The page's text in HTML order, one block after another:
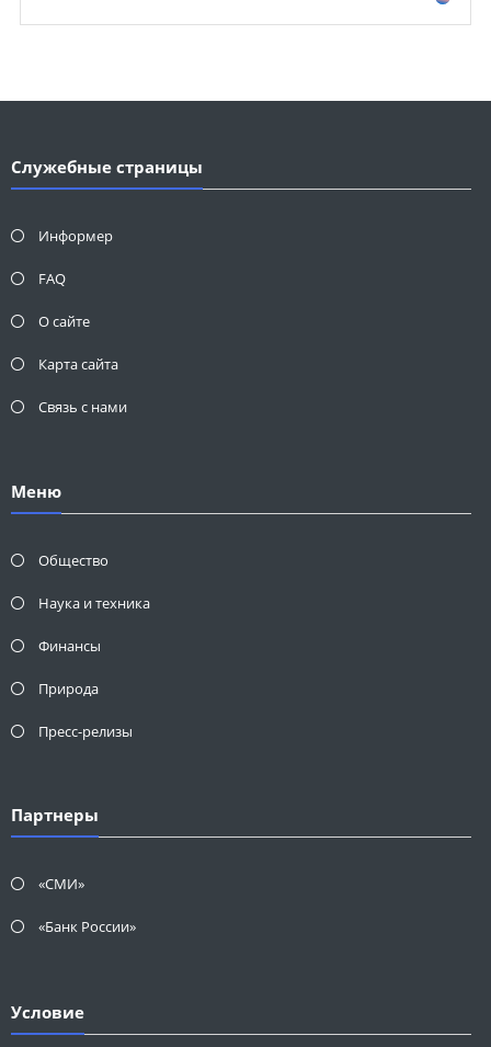
Служебные страницы
Информер
FAQ
О сайте
Карта сайта
Связь с нами
Меню
Общество
Наука и техника
Финансы
Природа
Пресс-релизы
Партнеры
«СМИ»
«Банк России»
Условие